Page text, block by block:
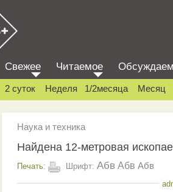
Свежее Читаемое
2 суток Неделя 1/2месяца Месяц
Наука и техника
Найдена 12-метровая
Печать: Шрифт: Абв Абв Абв